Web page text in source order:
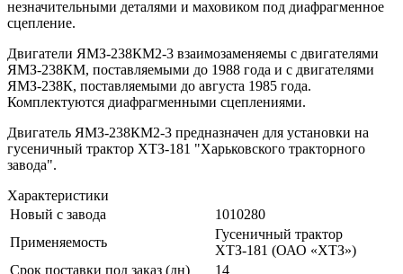
незначительными деталями и маховиком под диафрагменное
сцепление.
Двигатели ЯМЗ-238КМ2-3 взаимозаменяемы с двигателями
ЯМЗ-238КМ, поставляемыми до 1988 года и с двигателями
ЯМЗ-238К, поставляемыми до августа 1985 года.
Комплектуются диафрагменными сцеплениями.
Двигатель ЯМЗ-238КМ2-3 предназначен для установки на
гусеничный трактор ХТЗ-181 "Харьковского тракторного
завода".
Характеристики
Новый с завода
1010280
Применяемость
Гусеничный трактор
ХТЗ-181 (ОАО «ХТЗ»)
Срок поставки под заказ (дн)
14